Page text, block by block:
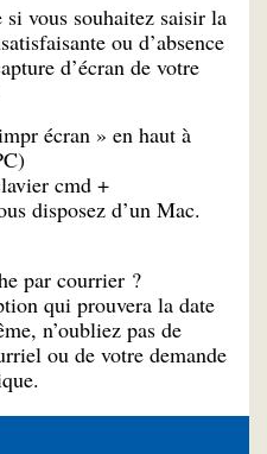
vous souhaitez saisir la
ou d’absence
d’écran de votre
écran » en haut à
cmd +
disposez d’un Mac.
par courrier ?
qui prouvera la date
n’oubliez pas de
ou de votre demande